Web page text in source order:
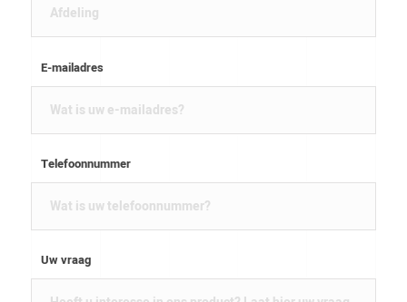
E-mailadres
Telefoonnummer
Uw vraag